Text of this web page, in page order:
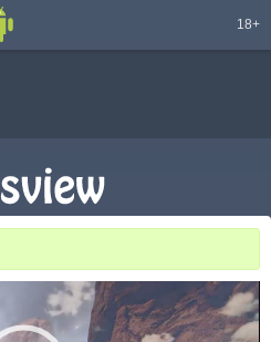
18+